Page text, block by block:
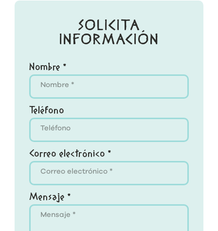
SOLICITA
INFORMACIÓN
Nombre *
Teléfono
Correo electrónico *
Mensaje *